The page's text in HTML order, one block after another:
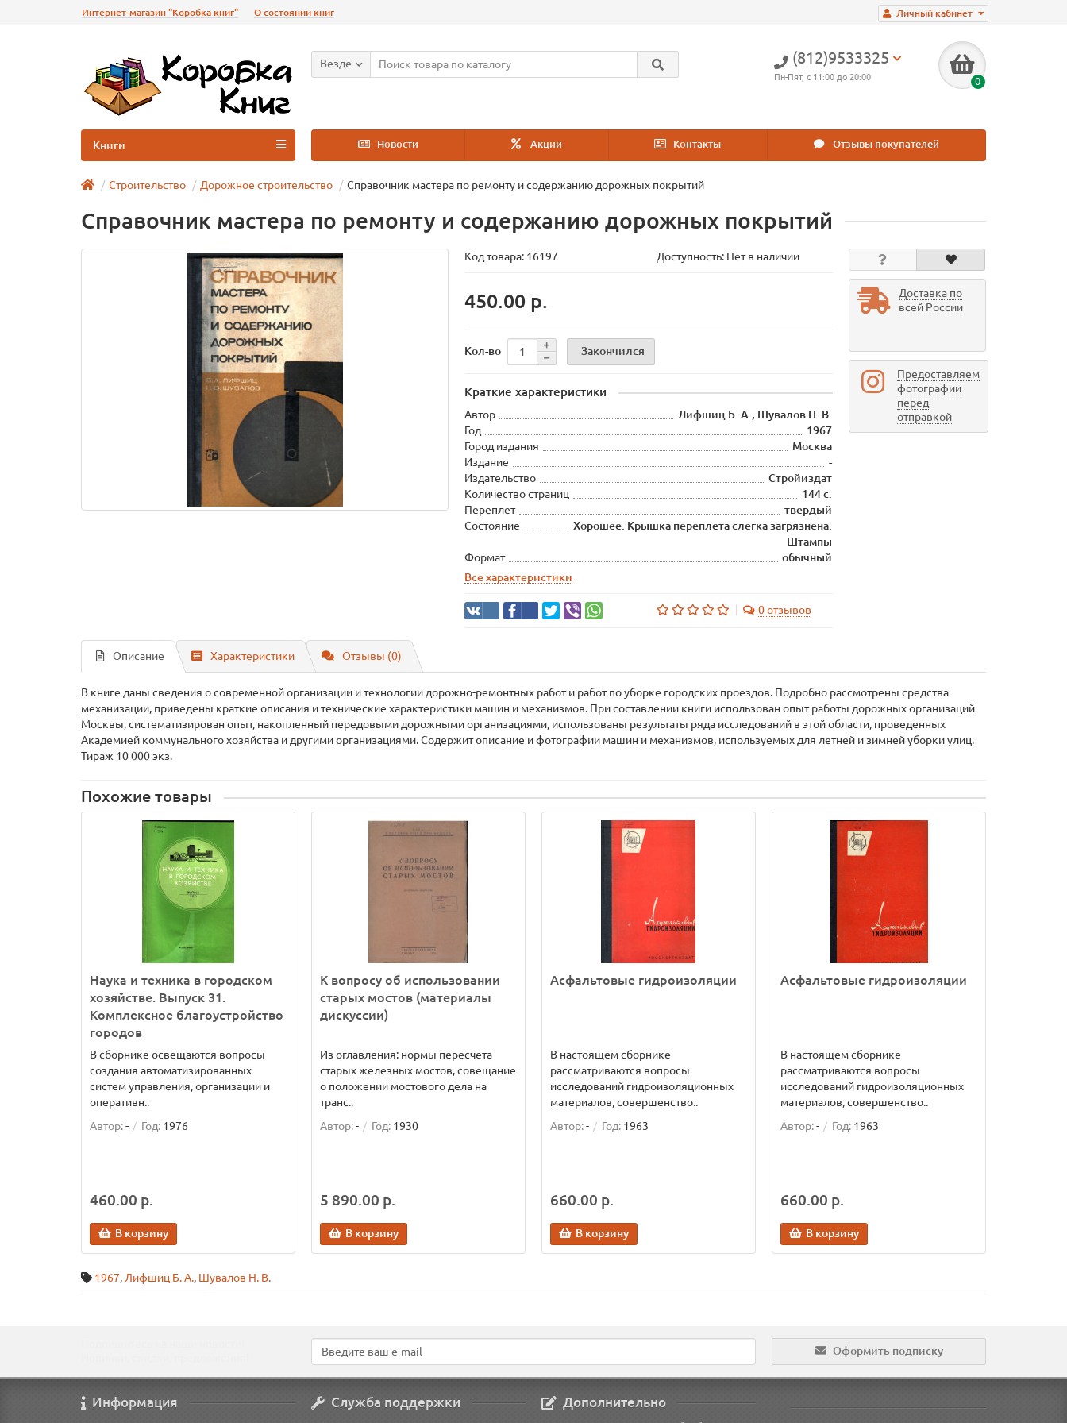
Личный кабинет
Интернет-магазин "Коробка книг" О состоянии книг
(812)9533325
Пн-Пят, с 11:00 до 20:00 0
Везде
Новости Акции Контакты Отзывы покупателей
Книги
Строительство Дорожное строительство Справочник мастера по ремонту и содержанию дорожных покрытий
Справочник мастера по ремонту и содержанию дорожных покрытий
Код товара: 16197 Доступность: Нет в наличии
450.00 р.
Кол-во Закончился
Краткие характеристики
Автор
Лифшиц Б. А., Шувалов Н. В.
Год
1967
Город издания
Москва
Издание
-
Издательство
Стройиздат
Количество страниц
144 с.
Переплет
твердый
Состояние
Хорошее. Крышка переплета слегка загрязнена.
Штампы
Формат
обычный
Все характеристики
0 отзывов
Доставка по
всей России
Предоставляем
фотографии
перед
отправкой
Описание Характеристики Отзывы (0)
В книге даны сведения о современной организации и технологии дорожно-ремонтных работ и работ по уборке городских проездов. Подробно рассмотрены средства
механизации, приведены краткие описания и технические характеристики машин и механизмов. При составлении книги использован опыт работы дорожных организаций
Москвы, систематизирован опыт, накопленный передовыми дорожными организациями, использованы результаты ряда исследований в этой области, проведенных
Академией коммунального хозяйства и другими организациями. Содержит описание и фотографии машин и механизмов, используемых для летней и зимней уборки улиц.
Тираж 10 000 экз.
Похожие товары
Наука и техника в городском
хозяйстве. Выпуск 31.
Комплексное благоустройство
городов
В сборнике освещаются вопросы
создания автоматизированных
систем управления, организации и
оперативн..
Автор:- Год: 1976
460.00 р.
В корзину
К вопросу об использовании
старых мостов (материалы
дискуссии)
Из оглавления: нормы пересчета
старых железных мостов, совещание
о положении мостового дела на
транс..
Автор:- Год: 1930
5 890.00 р.
В корзину
Асфальтовые гидроизоляции
В настоящем сборнике
рассматриваются вопросы
исследований гидроизоляционных
материалов, совершенство..
Автор:- Год: 1963
660.00 р.
В корзину
Асфальтовые гидроизоляции
В настоящем сборнике
рассматриваются вопросы
исследований гидроизоляционных
материалов, совершенство..
Автор:- Год: 1963
660.00 р.
В корзину
1967, Лифшиц Б. А., Шувалов Н. В.
Оформить подписку
Информация Служба поддержки Дополнительно